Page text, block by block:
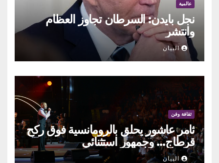
عالمية
نجل بايدن: السرطان تجاوز العظام
وانتشر
البيان
ثقافة وفن
ثامر عاشور يحلق بالرومانسية فوق ركح
قرطاج… وجمهور استثنائي
البيان